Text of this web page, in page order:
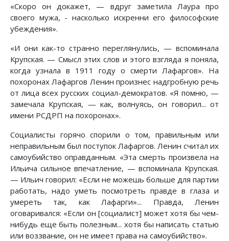
«Скоро он докажет, — вдруг заметила Лаура про
своего мужа, - насколько искренни его философские
убеждения».
«И они как-то странно переглянулись, — вспоминала
Крупская. — Смысл этих слов и этого взгляда я поняла,
когда узнала в 1911 году о смерти Лафаргов». На
похоронах Лафаргов Ленин произнес надгробную речь
от лица всех русских социал-демократов. «Я помню, —
замечала Крупская, — как, волнуясь, он говорил... от
имени РСДРП на похоронах».
Социалисты горячо спорили о том, правильным или
неправильным был поступок Лафаргов. Ленин считал их
самоубийство оправданным. «Эта смерть произвела на
Ильича сильное впечатление, — вспоминала Крупская.
— Ильич говорил: «Если не можешь больше для партии
работать, надо уметь посмотреть правде в глаза и
умереть так, как Лафарги»... Правда, Ленин
оговаривался: «Если он [социалист] может хотя бы чем-
нибудь еще быть полезным... хотя бы написать статью
или воззвание, он не имеет права на самоубийство».